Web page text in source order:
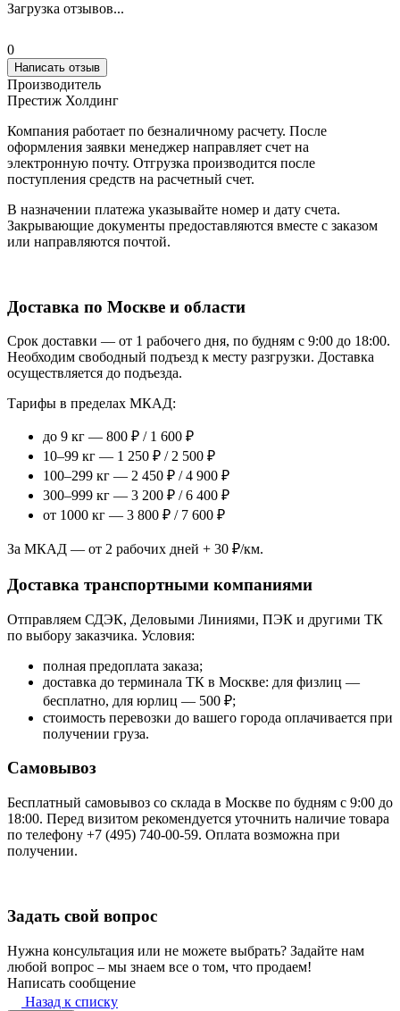
Загрузка отзывов...
0
Написать отзыв
Производитель
Престиж Холдинг
Компания работает по безналичному расчету. После
оформления заявки менеджер направляет счет на
электронную почту. Отгрузка производится после
поступления средств на расчетный счет.
В назначении платежа указывайте номер и дату счета.
Закрывающие документы предоставляются вместе с заказом
или направляются почтой.
Доставка по Москве и области
Срок доставки — от 1 рабочего дня, по будням с 9:00 до 18:00.
Необходим свободный подъезд к месту разгрузки. Доставка
осуществляется до подъезда.
Тарифы в пределах МКАД:
до 9 кг — 800 ₽ / 1 600 ₽
10–99 кг — 1 250 ₽ / 2 500 ₽
100–299 кг — 2 450 ₽ / 4 900 ₽
300–999 кг — 3 200 ₽ / 6 400 ₽
от 1000 кг — 3 800 ₽ / 7 600 ₽
За МКАД — от 2 рабочих дней + 30 ₽/км.
Доставка транспортными компаниями
Отправляем СДЭК, Деловыми Линиями, ПЭК и другими ТК
по выбору заказчика. Условия:
полная предоплата заказа;
доставка до терминала ТК в Москве: для физлиц —
бесплатно, для юрлиц — 500 ₽;
стоимость перевозки до вашего города оплачивается при
получении груза.
Самовывоз
Бесплатный самовывоз со склада в Москве по будням с 9:00 до
18:00. Перед визитом рекомендуется уточнить наличие товара
по телефону +7 (495) 740-00-59. Оплата возможна при
получении.
Задать свой вопрос
Нужна консультация или не можете выбрать? Задайте нам
любой вопрос – мы знаем все о том, что продаем!
Написать сообщение
Назад к списку